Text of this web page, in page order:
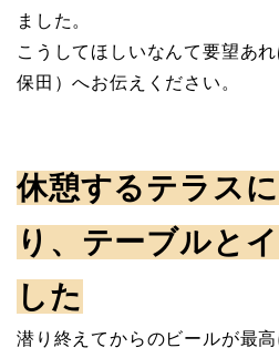
ました。
こうしてほしいなんて要望あ
保田）へお伝えください。
休憩するテラス
り、テーブルと
した
潜り終えてからのビールが最